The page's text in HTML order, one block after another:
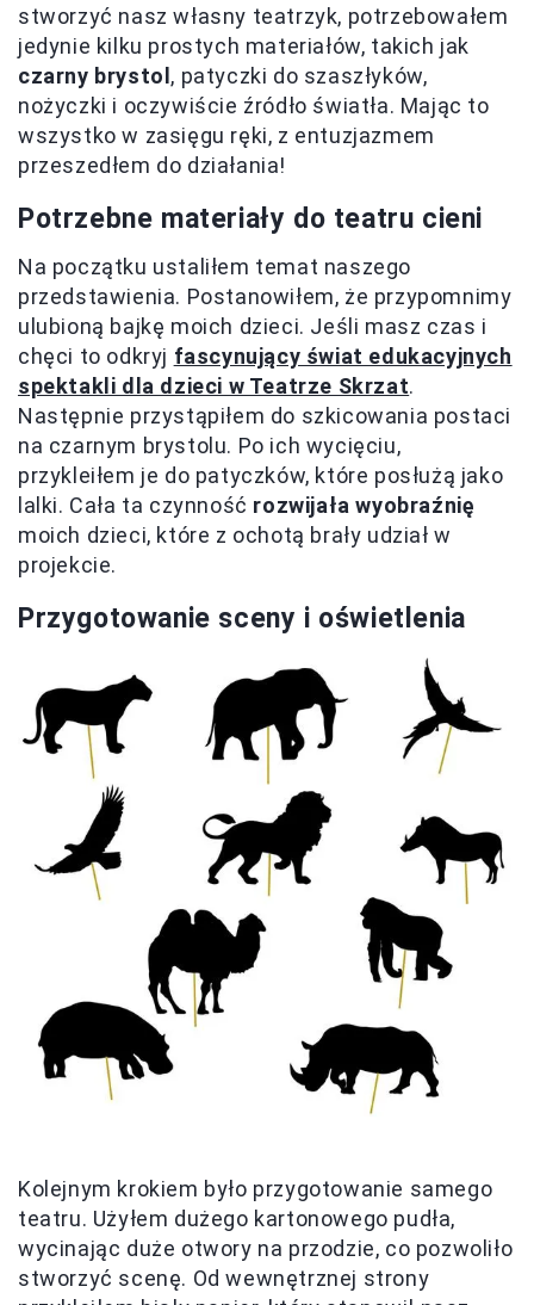
stworzyć nasz własny teatrzyk, potrzebowałem
jedynie kilku prostych materiałów, takich jak
czarny brystol , patyczki do szaszłyków,
nożyczki i oczywiście źródło światła. Mając to
wszystko w zasięgu ręki, z entuzjazmem
przeszedłem do działania!
Potrzebne materiały do teatru cieni
Na początku ustaliłem temat naszego
przedstawienia. Postanowiłem, że przypomnimy
ulubioną bajkę moich dzieci. Jeśli masz czas i
chęci to odkryj fascynujący świat edukacyjnych
spektakli dla dzieci w Teatrze Skrzat.
Następnie przystąpiłem do szkicowania postaci
na czarnym brystolu. Po ich wycięciu,
przykleiłem je do patyczków, które posłużą jako
lalki. Cała ta czynność rozwijała wyobraźnię
moich dzieci, które z ochotą brały udział w
projekcie.
Przygotowanie sceny i oświetlenia
Kolejnym krokiem było przygotowanie samego
teatru. Użyłem dużego kartonowego pudła,
wycinając duże otwory na przodzie, co pozwoliło
stworzyć scenę. Od wewnętrznej strony